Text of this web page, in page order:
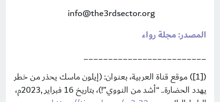
info@the3rdsector.org
المصدر: مجلة رواء
_________________________
([1]) موقع قناة العربية، بعنوان: (إيلون ماسك يحذر من خطر
يهدد الحضارة.. “أشد من النووي”!)، بتاريخ 16 فبراير ,2023م،